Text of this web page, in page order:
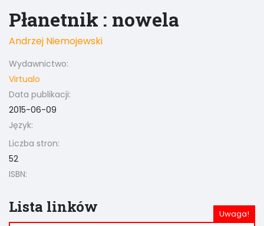
Płanetnik : nowela
Andrzej Niemojewski
Wydawnictwo:
Virtualo
Data publikacji:
2015-06-09
Język:
Liczba stron:
52
ISBN:
Lista linków